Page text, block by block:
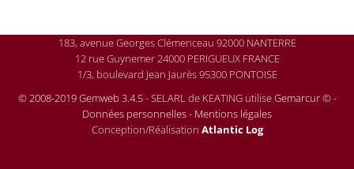
183, avenue Georges Clémenceau 92000 NANTERRE
12 rue Guynemer 24000 PERIGUEUX FRANCE
1/3, boulevard Jean Jaurès 95300 PONTOISE
© 2008-2019 Gemweb 3.4.5- SELARL de KEATING utiliseGemarcur ©-
Données personnelles- Mentions légales
Conception/Réalisation Atlantic Log